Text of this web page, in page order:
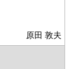
原田 敦夫